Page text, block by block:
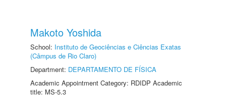
Makoto Yoshida
School: Instituto de Geociências e Ciências Exatas
(Câmpus de Rio Claro)
Department: DEPARTAMENTO DE FÍSICA
Academic Appointment Category: RDIDP Academic
title: MS-5.3